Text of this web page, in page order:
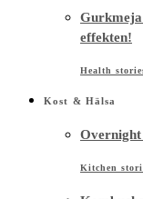
Gurkmeja
effekten!
Health
Kost & Hälsa
Overnight
Kitchen